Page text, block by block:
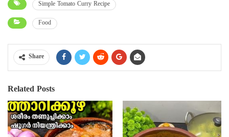
Simple Tomato Curry Recipe
Food
Share
Related Posts